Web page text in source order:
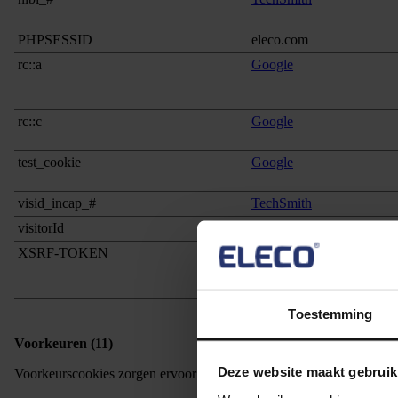
Toestemming
Deze website maakt
PHPSESSID
eleco.com
rc::a
Google
rc::c Google
test_cookie Google
visid_incap_#
TechSmith
visitorId
XSRF-TOKEN
TechSmith
Voorkeuren (11)
Voorkeurscookies zorgen ervoor dat een website informatie kan